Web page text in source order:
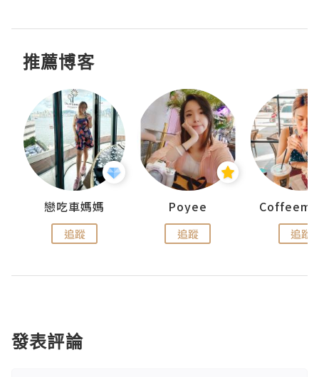
推薦博客
戀吃車媽媽
追蹤
Poyee
追蹤 追蹤
發表評論